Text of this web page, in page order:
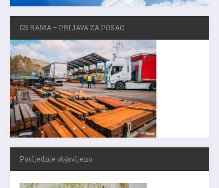
GS RAMA – PRIJAVA ZA POSAO
Posljednje objavljeno